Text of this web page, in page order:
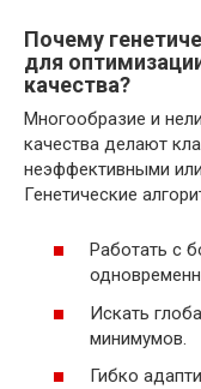
Почему
для
качества?
Многообразие и
качества делают
неэффективными
Генетические
Работать с
Искать
минимумов.
Гибко